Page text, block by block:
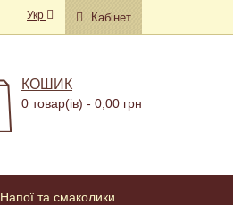
Кабінет
Укр
КОШИК
0 товар(ів) - 0,00 грн
Напої та смаколики